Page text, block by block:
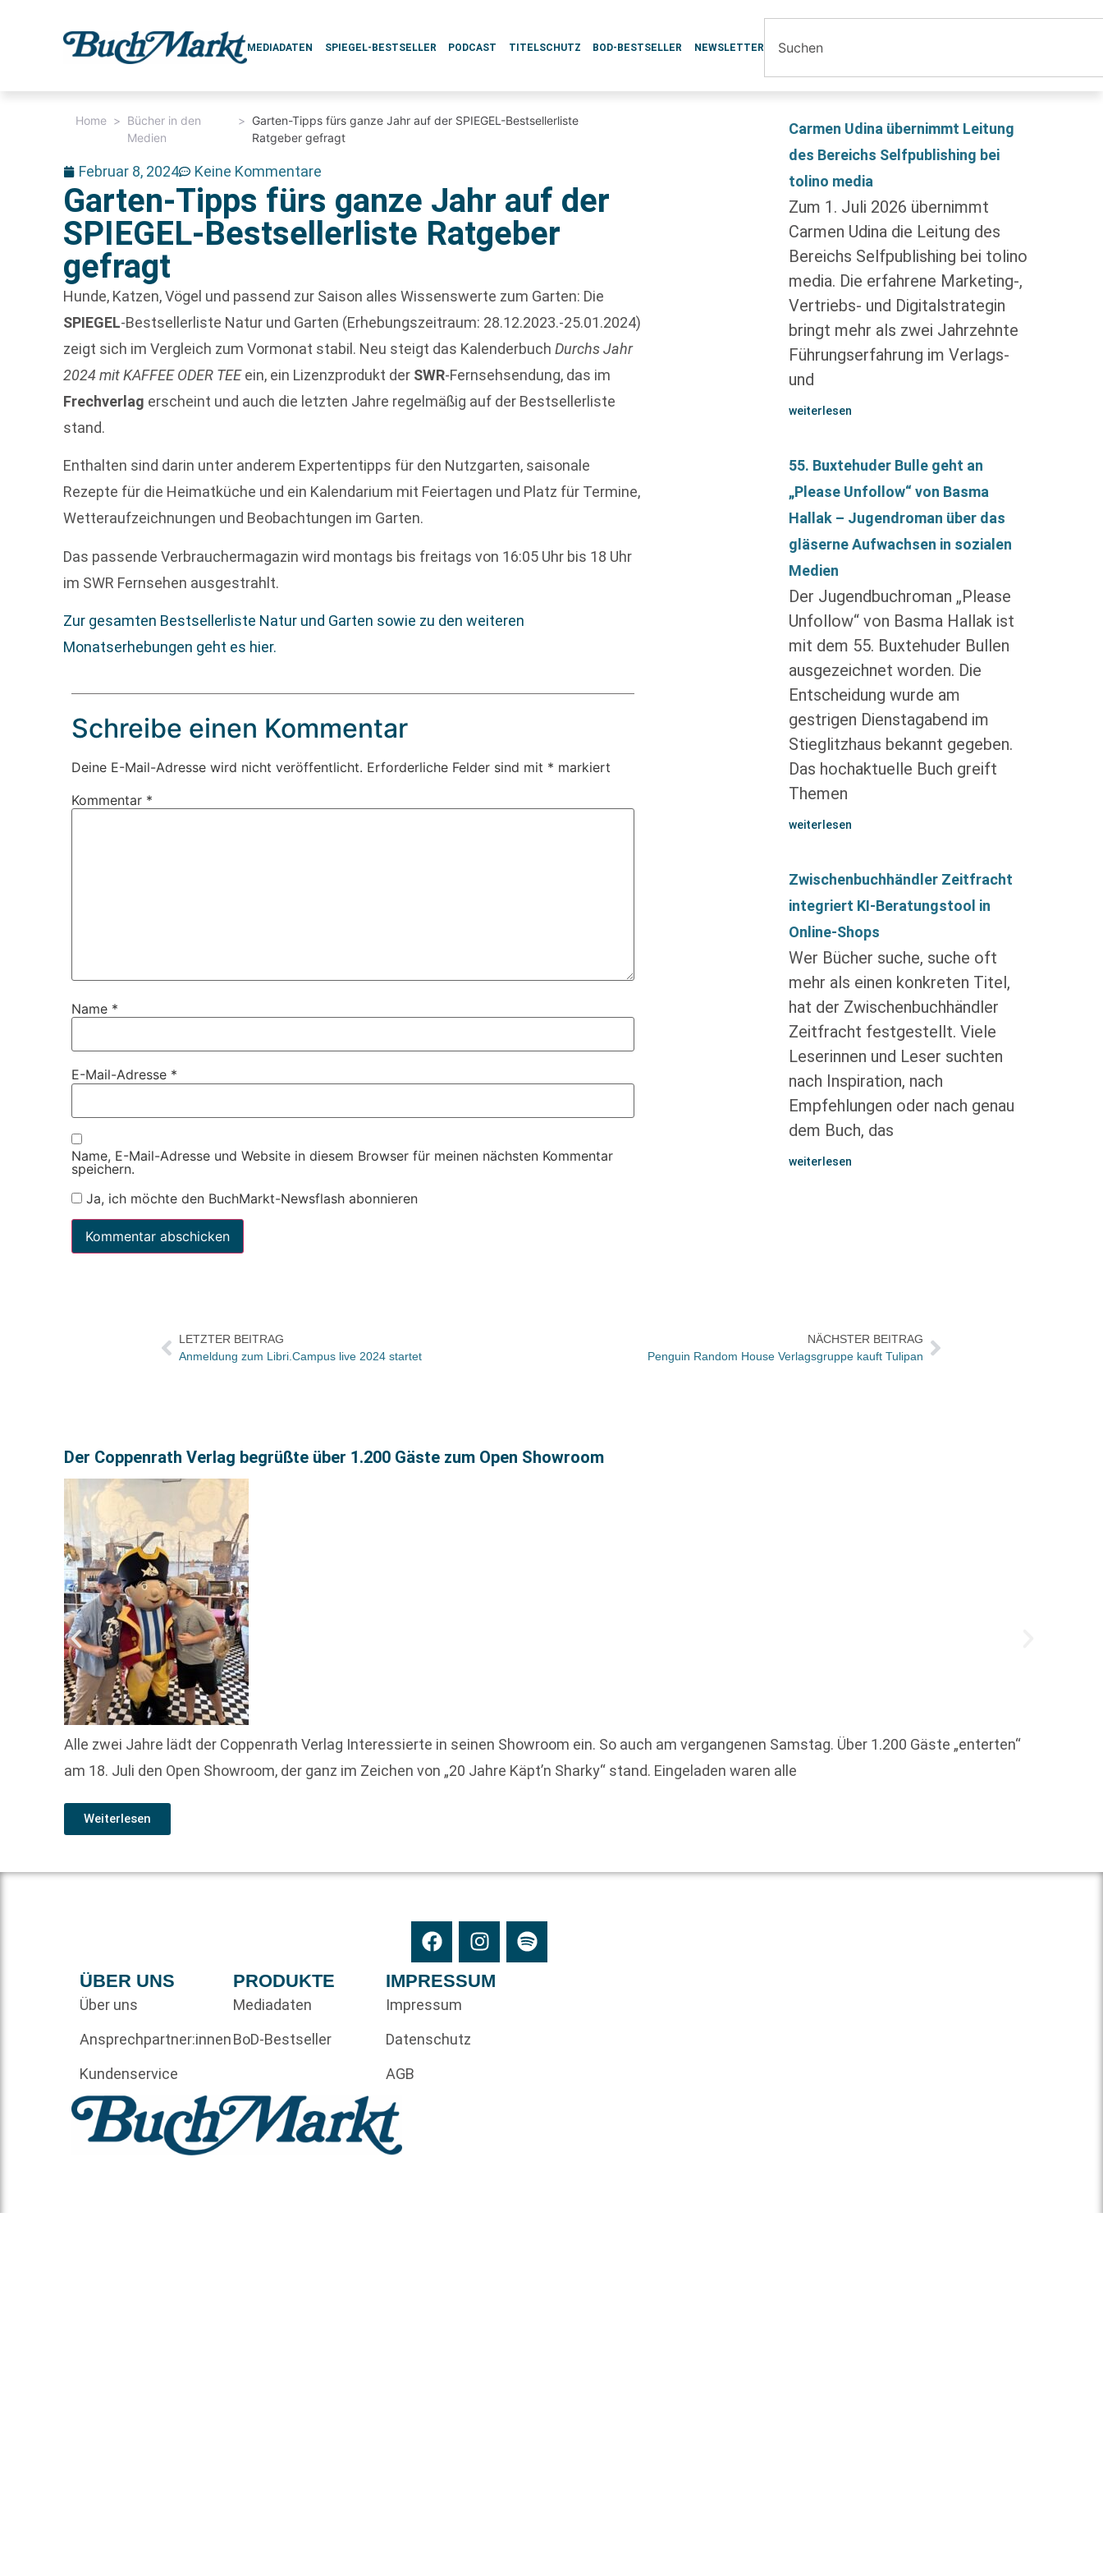
MEDIADATEN SPIEGEL-BESTSELLER PODCAST TITELSCHUTZ BOD-BESTSELLER NEWSLETTER
Home > Bücher in den
Medien
> Garten-Tipps fürs ganze Jahr auf der SPIEGEL-Bestsellerliste
Ratgeber gefragt
Februar 8, 2024 Keine Kommentare
Garten-Tipps fürs ganze Jahr auf der
SPIEGEL-Bestsellerliste Ratgeber
gefragt
Hunde, Katzen, Vögel und passend zur Saison alles Wissenswerte zum Garten: Die
SPIEGEL-Bestsellerliste Natur und Garten (Erhebungszeitraum: 28.12.2023.-25.01.2024)
zeigt sich im Vergleich zum Vormonat stabil. Neu steigt das KalenderbuchDurchs Jahr
2024 mit KAFFEE ODER TEEein, ein Lizenzprodukt der SWR-Fernsehsendung, das im
Frechverlag erscheint und auch die letzten Jahre regelmäßig auf der Bestsellerliste
stand.
Enthalten sind darin unter anderem Expertentipps für den Nutzgarten, saisonale
Rezepte für die Heimatküche und ein Kalendarium mit Feiertagen und Platz für Termine,
Wetteraufzeichnungen und Beobachtungen im Garten.
Das passende Verbrauchermagazin wird montags bis freitags von 16:05 Uhr bis 18 Uhr
im SWR Fernsehen ausgestrahlt.
Zur gesamten Bestsellerliste Natur und Garten sowie zu den weiteren
Monatserhebungen geht es hier.
Schreibe einen Kommentar
Deine E-Mail-Adresse wird nicht veröffentlicht. Erforderliche Felder sind mit * markiert
Kommentar *
Name *
E-Mail-Adresse *
Name, E-Mail-Adresse und Website in diesem Browser für meinen nächsten Kommentar
speichern.
Ja, ich möchte den BuchMarkt-Newsflash abonnieren
Carmen Udina übernimmt Leitung
des Bereichs Selfpublishing bei
tolino media
Zum 1. Juli 2026 übernimmt
Carmen Udina die Leitung des
Bereichs Selfpublishing bei tolino
media. Die erfahrene Marketing-,
Vertriebs- und Digitalstrategin
bringt mehr als zwei Jahrzehnte
Führungserfahrung im Verlags-
und
weiterlesen
55. Buxtehuder Bulle geht an
„Please Unfollow“ von Basma
Hallak – Jugendroman über das
gläserne Aufwachsen in sozialen
Medien
Der Jugendbuchroman „Please
Unfollow“ von Basma Hallak ist
mit dem 55. Buxtehuder Bullen
ausgezeichnet worden. Die
Entscheidung wurde am
gestrigen Dienstagabend im
Stieglitzhaus bekannt gegeben.
Das hochaktuelle Buch greift
Themen
weiterlesen
Zwischenbuchhändler Zeitfracht
integriert KI-Beratungstool in
Online-Shops
Wer Bücher suche, suche oft
mehr als einen konkreten Titel,
hat der Zwischenbuchhändler
Zeitfracht festgestellt. Viele
Leserinnen und Leser suchten
nach Inspiration, nach
Empfehlungen oder nach genau
dem Buch, das
weiterlesen
LETZTER BEITRAG
Anmeldung zum Libri.Campus live 2024 startet
NÄCHSTER BEITRAG
Penguin Random House Verlagsgruppe kauft Tulipan
Der Coppenrath Verlag begrüßte über 1.200 Gäste zum Open Showroom
Alle zwei Jahre lädt der Coppenrath Verlag Interessierte in seinen Showroom ein. So auch am vergangenen Samstag. Über 1.200 Gäste „enterten“
am 18. Juli den Open Showroom, der ganz im Zeichen von „20 Jahre Käpt’n Sharky“ stand. Eingeladen waren alle
Weiterlesen
ÜBER UNS
Über uns
Ansprechpartner:innen
Kundenservice
PRODUKTE
Mediadaten
BoD-Bestseller
IMPRESSUM
Impressum
Datenschutz
AGB